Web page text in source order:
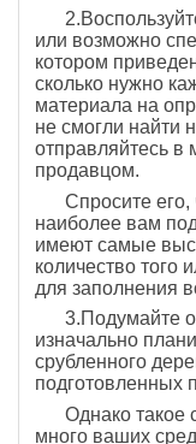
или возможно
котором
сколько нужно
материала на
не смогли найти
отправляйтесь в
продавцом.
Спросите
наиболее вам
имеют самые
количество того
для заполнения
3.Подумайте
изначально
срубленного
подготовленных
Однако такое
много ваших